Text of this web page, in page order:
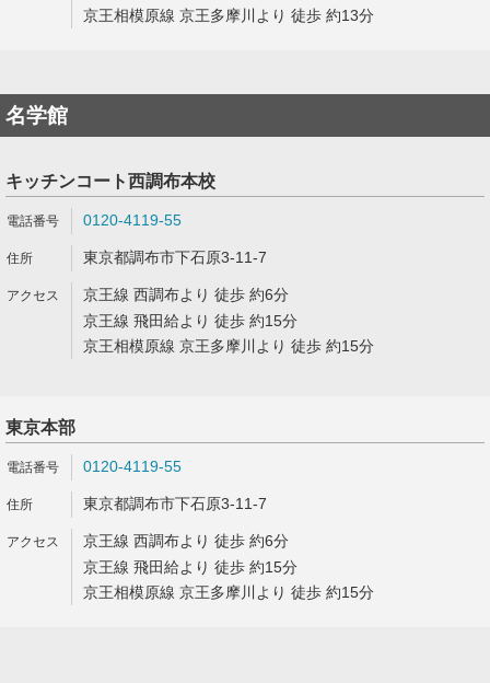
京王相模原線 京王多摩川より 徒歩 約13分
名学館
キッチンコート西調布本校
0120-4119-55
東京都調布市下石原3-11-7
京王線 西調布より 徒歩 約6分
京王線 飛田給より 徒歩 約15分
京王相模原線 京王多摩川より 徒歩 約15分
東京本部
0120-4119-55
東京都調布市下石原3-11-7
京王線 西調布より 徒歩 約6分
京王線 飛田給より 徒歩 約15分
京王相模原線 京王多摩川より 徒歩 約15分